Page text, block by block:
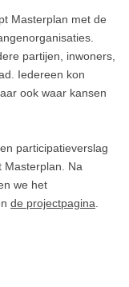
Masterplan met de
partijen, inwoners,
Iedereen kon
ook waar kansen
participatieverslag
Masterplan. Na
we het
de projectpagina